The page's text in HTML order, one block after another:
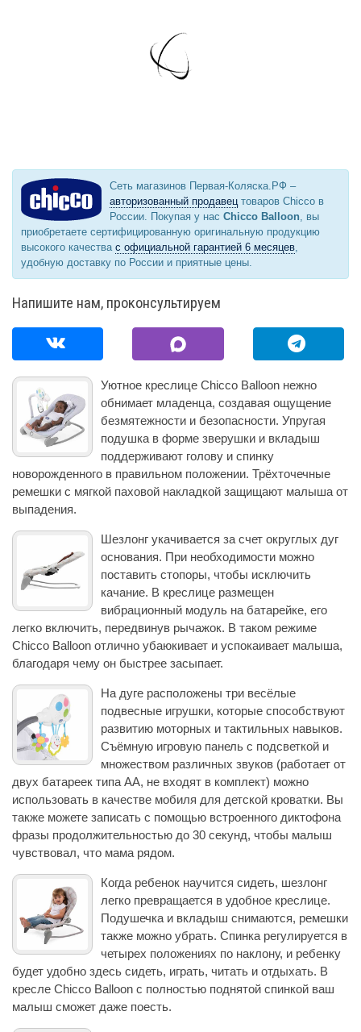
Сеть магазинов Первая-Коляска.РФ –
авторизованный продавец товаров Chicco в
России. Покупая у нас Chicco Balloon , вы
приобретаете сертифицированную оригинальную продукцию
высокого качества с официальной гарантией 6 месяцев
удобную доставку по России и приятные цены.
Напишите нам, проконсультируем
Уютное креслице Chicco Balloon нежно
обнимает младенца, создавая ощущение
безмятежности и безопасности. Упругая
подушка в форме зверушки и вкладыш
поддерживают голову и спинку
новорожденного в правильном положении. Трёхточечные
ремешки с мягкой паховой накладкой защищают малыша от
выпадения.
Шезлонг укачивается за счет округлых дуг
основания. При необходимости можно
поставить стопоры, чтобы исключить
качание. В креслице размещен
вибрационный модуль на батарейке, его
легко включить, передвинув рычажок. В таком режиме
Chicco Balloon отлично убаюкивает и успокаивает малыша,
благодаря чему он быстрее засыпает.
На дуге расположены три весёлые
подвесные игрушки, которые способствуют
развитию моторных и тактильных навыков.
Съёмную игровую панель с подсветкой и
множеством различных звуков (работает от
двух батареек типа AA, не входят в комплект) можно
использовать в качестве мобиля для детской кроватки. Вы
также можете записать с помощью встроенного диктофона
фразы продолжительностью до 30 секунд, чтобы малыш
чувствовал, что мама рядом.
Когда ребенок научится сидеть, шезлонг
легко превращается в удобное креслице.
Подушечка и вкладыш снимаются, ремешки
также можно убрать. Спинка регулируется в
четырех положениях по наклону, и ребенку
будет удобно здесь сидеть, играть, читать и отдыхать. В
кресле Chicco Balloon с полностью поднятой спинкой ваш
малыш сможет даже поесть.